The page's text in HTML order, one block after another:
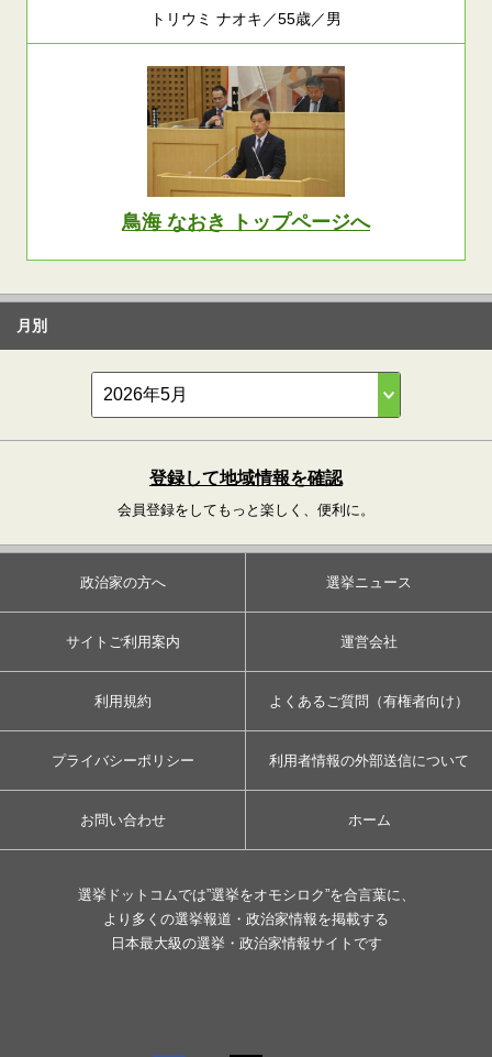
トリウミ ナオキ／55歳／男
鳥海 なおき トップページへ
月別
登録して地域情報を確認
会員登録をしてもっと楽しく、便利に。
政治家の方へ 選挙ニュース
サイトご利用案内 運営会社
利用規約 よくあるご質問（有権者向け）
プライバシーポリシー 利用者情報の外部送信について
お問い合わせ ホーム
選挙ドットコムでは”選挙をオモシロク”を合言葉に、
より多くの選挙報道・政治家情報を掲載する
日本最大級の選挙・政治家情報サイトです